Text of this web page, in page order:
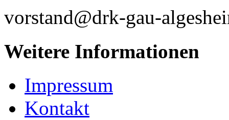
vorstand@drk-gau-
Weitere Informationen
Impressum
Kontakt